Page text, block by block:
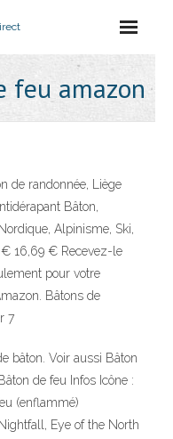
feu amazon
de randonnée, Liège
Bâton,
Alpinisme, Ski,
€ 16,69 € Recevez-le
pour votre
Bâtons de
7
bâton. Voir aussi Bâton
de feu Infos Icône :
(enflammé)
Eye of the North